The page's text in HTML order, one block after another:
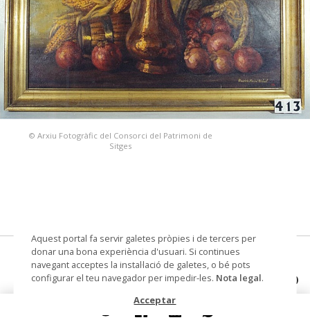
© Arxiu Fotogràfic del Consorci del Patrimoni de
Sitges
pintura sobre tela
Autoria Hassid Michael, Mauricio (pintor)
Aquest portal fa servir galetes pròpies i de tercers per
donar una bona experiència d'usuari. Si continues
navegant acceptes la instal·lació de galetes, o bé pots
configurar el teu navegador per impedir-les. Nota legal.
Acceptar